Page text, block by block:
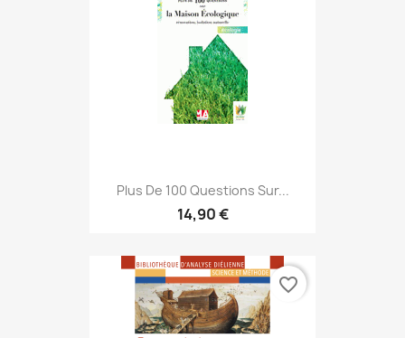
Plus De 100 Questions Sur...
14,90 €
favorite_border